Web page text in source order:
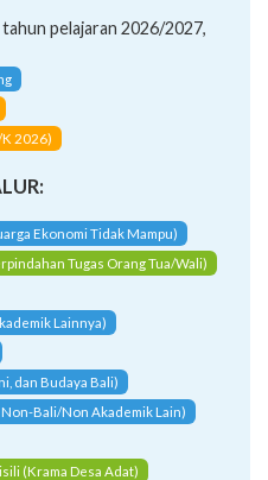
pelajaran 2026/2027,
K 2026)
Ekonomi Tidak Mampu)
Tugas Orang Tua/Wali)
Lainnya)
dan Budaya Bali)
Non-Bali/Non Akademik Lain)
(Krama Desa Adat)